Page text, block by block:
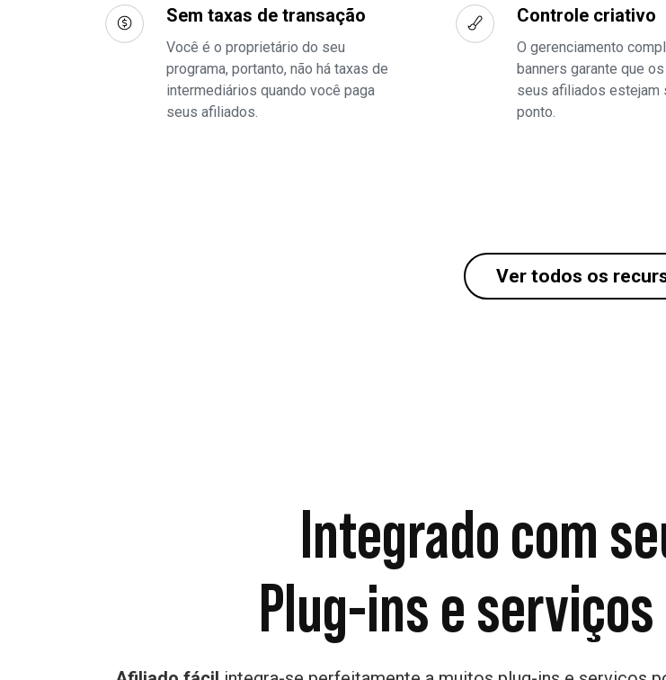
Sem taxas de transação
Você é o proprietário do seu
programa, portanto, não há taxas de
intermediários quando você paga
seus afiliados.
Controle criativo
O gerenciamento
banners garante que
seus afiliados estejam
ponto.
Ver todos os
Integrado com
Plug-ins e